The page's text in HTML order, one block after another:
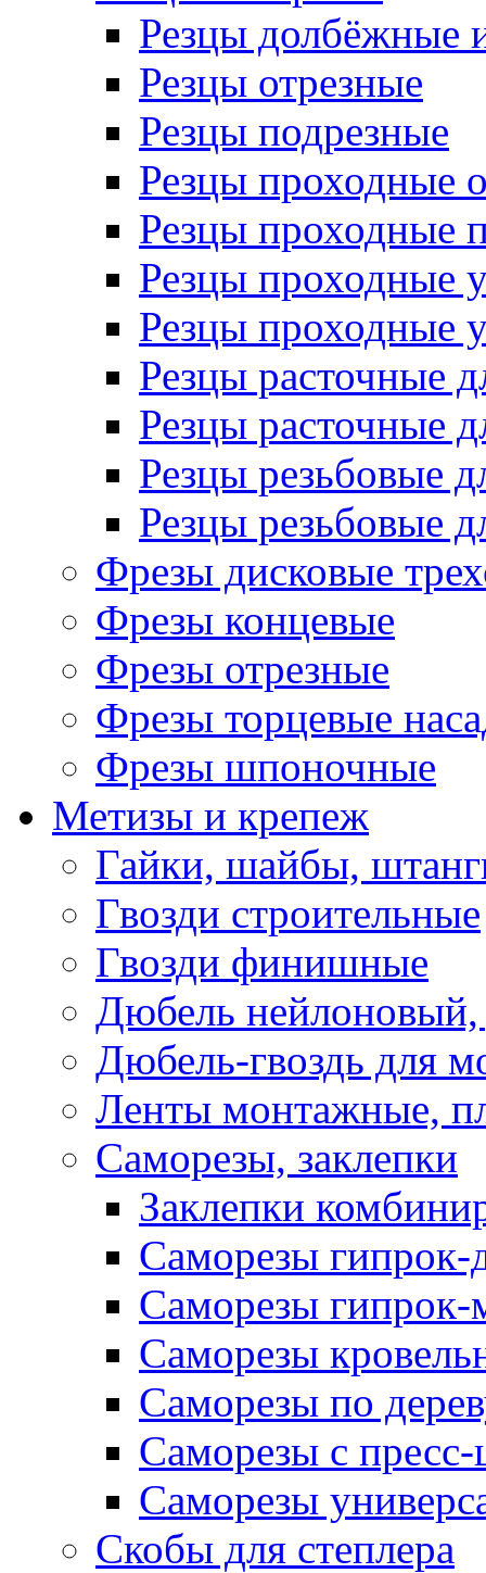
Резцы долбёжные
Резцы отрезные
Резцы подрезные
Резцы проходные
Резцы проходные
Резцы проходные
Резцы проходные
Резцы расточные
Резцы расточные
Резцы резьбовые
Резцы резьбовые
Фрезы дисковые
Фрезы концевые
Фрезы отрезные
Фрезы торцевые
Фрезы шпоночные
Метизы и крепеж
Гайки, шайбы,
Гвозди строительные
Гвозди финишные
Дюбель нейлоновый,
Дюбель-гвоздь для
Ленты монтажные,
Саморезы, заклепки
Заклепки
Саморезы гипрок-
Саморезы гипрок-
Саморезы
Саморезы по
Саморезы с
Саморезы
Скобы для степлера